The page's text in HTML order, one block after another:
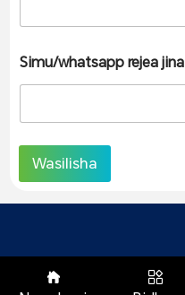
Simu/whatsapp rejea jina
Wasilisha
 